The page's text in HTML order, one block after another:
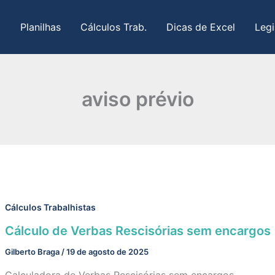
Planilhas Cálculos Trab. Dicas de Excel
aviso prévio
Cálculos Trabalhistas
Cálculo de Verbas Rescisórias sem encargos
Gilberto Braga /19 de agosto de 2025